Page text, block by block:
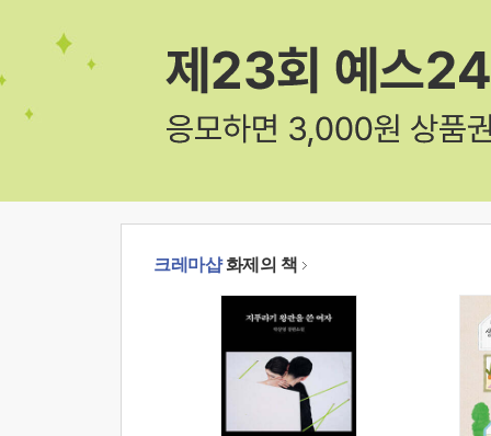
크레마샵화제의 책